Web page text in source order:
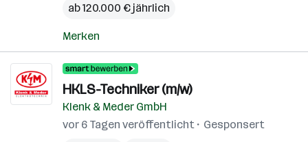
ab 120.000 € jährlich
Merken
HKLS-Techniker (m/w)
Klenk & Meder GmbH
vor 6 Tagen veröffentlicht
Gesponsert